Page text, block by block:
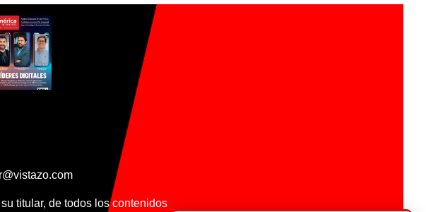
titular, de todos los contenidos